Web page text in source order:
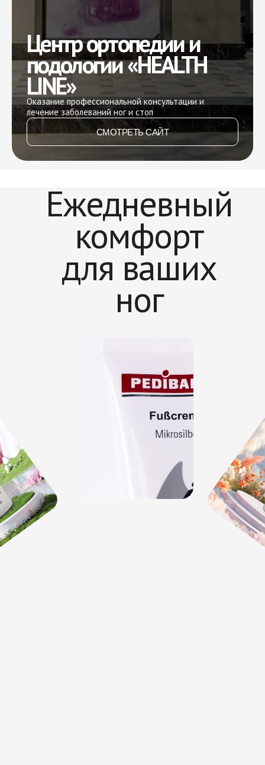
Центр ортопедии и
подологии «HEALTH
LINE»
Оказание профессиональной консультации и
лечение заболеваний ног и стоп
СМОТРЕТЬ САЙТ
Ежедневный
комфорт
для ваших
ног